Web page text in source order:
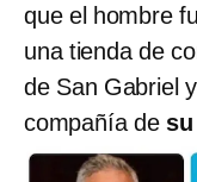
que el hombre
una tienda de
de San Gabriel
compañía de